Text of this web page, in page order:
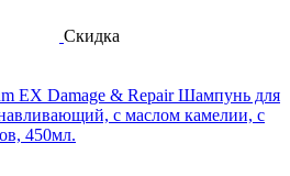
Скидка
EX Damage & Repair Шампунь для
с маслом камелии, с
450мл.